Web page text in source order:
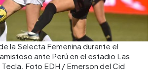
la Selecta Femenina durante el
ante Perú en el estadio Las
Foto EDH / Emerson del Cid